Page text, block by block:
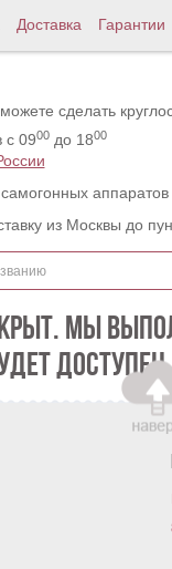
Доставка Гарантии
сделать
с 0900до 1800
из Москвы до
МЫ